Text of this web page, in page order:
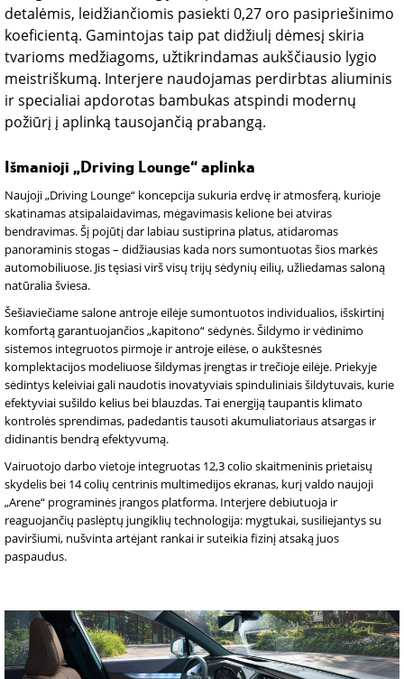
detalėmis, leidžiančiomis pasiekti 0,27 oro pasipriešinimo
koeficientą. Gamintojas taip pat didžiulį dėmesį skiria
tvarioms medžiagoms, užtikrindamas aukščiausio lygio
meistriškumą. Interjere naudojamas perdirbtas aliuminis
ir specialiai apdorotas bambukas atspindi modernų
požiūrį į aplinką tausojančią prabangą.
Išmanioji „Driving Lounge“ aplinka
Naujoji „Driving Lounge“ koncepcija sukuria erdvę ir atmosferą, kurioje
skatinamas atsipalaidavimas, mėgavimasis kelione bei atviras
bendravimas. Šį pojūtį dar labiau sustiprina platus, atidaromas
panoraminis stogas – didžiausias kada nors sumontuotas šios markės
automobiliuose. Jis tęsiasi virš visų trijų sėdynių eilių, užliedamas saloną
natūralia šviesa.
Šešiaviečiame salone antroje eilėje sumontuotos individualios, išskirtinį
komfortą garantuojančios „kapitono“ sėdynės. Šildymo ir vėdinimo
sistemos integruotos pirmoje ir antroje eilėse, o aukštesnės
komplektacijos modeliuose šildymas įrengtas ir trečioje eilėje. Priekyje
sėdintys keleiviai gali naudotis inovatyviais spinduliniais šildytuvais, kurie
efektyviai sušildo kelius bei blauzdas. Tai energiją taupantis klimato
kontrolės sprendimas, padedantis tausoti akumuliatoriaus atsargas ir
didinantis bendrą efektyvumą.
Vairuotojo darbo vietoje integruotas 12,3 colio skaitmeninis prietaisų
skydelis bei 14 colių centrinis multimedijos ekranas, kurį valdo naujoji
„Arene“ programinės įrangos platforma. Interjere debiutuoja ir
reaguojančių paslėptų jungiklių technologija: mygtukai, susiliejantys su
paviršiumi, nušvinta artėjant rankai ir suteikia fizinį atsaką juos
paspaudus.